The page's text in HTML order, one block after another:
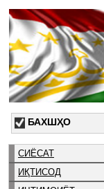
БАХШҲО
СИЁСАТ
ИҚТИСОД